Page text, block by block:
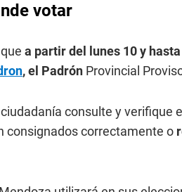
votar
a partir del lunes 10 y
, el Padrón Provincial
consulte y verifique
consignados correctamente o